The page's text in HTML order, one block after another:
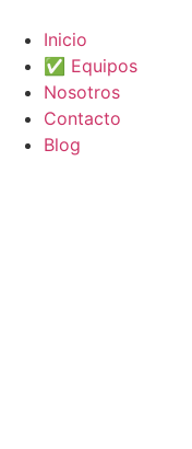
contenido
Inicio
✅ Equipos
Nosotros
Contacto
Blog